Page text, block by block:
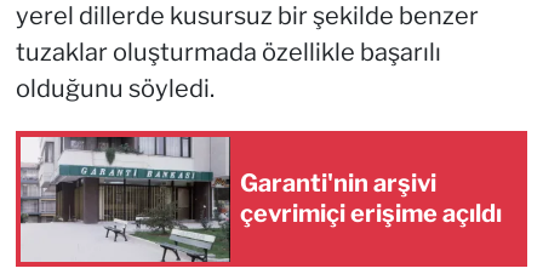
yerel dillerde kusursuz bir şekilde benzer
tuzaklar oluşturmada özellikle başarılı
olduğunu söyledi.
Garanti'nin arşivi
çevrimiçi erişime açıldı